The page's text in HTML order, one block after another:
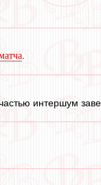
.
интершум